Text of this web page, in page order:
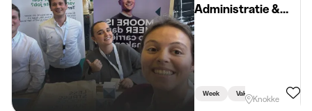
Administratie &
Controle
Week Vakantie
Knokke